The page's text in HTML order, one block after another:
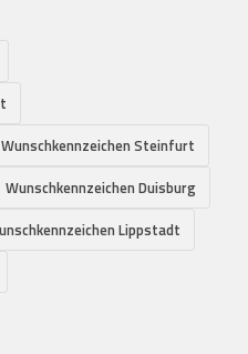
Wunschkennzeichen Steinfurt
Wunschkennzeichen Duisburg
Lippstadt